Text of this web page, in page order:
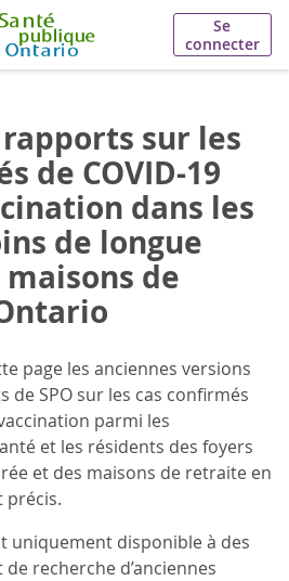
Se
connecter
sur les
de COVID-19
dans les
de longue
de
page les anciennes versions
de SPO sur les cas confirmés
parmi les
et les résidents des foyers
et des maisons de retraite en
précis.
uniquement disponible à des
recherche d’anciennes